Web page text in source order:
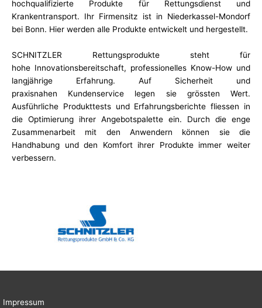
hochqualifizierte Produkte für Rettungsdienst und
Krankentransport. Ihr Firmensitz ist in Niederkassel-Mondorf
bei Bonn. Hier werden alle Produkte entwickelt und hergestellt.
SCHNITZLER Rettungsprodukte steht für
hohe Innovationsbereitschaft, professionelles Know-How und
langjährige Erfahrung. Auf Sicherheit und
praxisnahen Kundenservice legen sie grössten Wert.
Ausführliche Produkttests und Erfahrungsberichte fliessen in
die Optimierung ihrer Angebotspalette ein. Durch die enge
Zusammenarbeit mit den Anwendern können sie die
Handhabung und den Komfort ihrer Produkte immer weiter
verbessern.
Impressum